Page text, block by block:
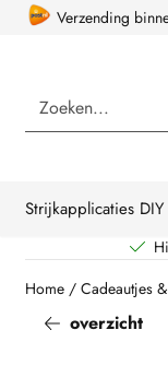
Cookievoorkeuren zijn
Verzending
Zoeken
Strijkapplicaties DIY
Home / Cadeautjes
overzicht